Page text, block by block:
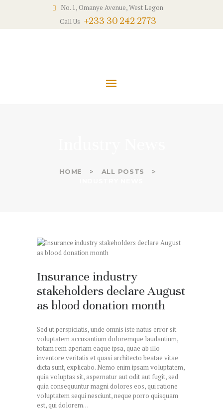
No. 1, Omanye Avenue, West Legon
Call Us +233 30 242 2773
HOME
ALL POSTS
ABOUT US
Insurance industry
stakeholders declare August
as blood donation month
Sed ut perspiciatis, unde omnis iste natus error sit
voluptatem accusantium doloremque laudantium,
totam rem aperiam eaque ipsa, quae ab illo
inventore veritatis et quasi architecto beatae vitae
dicta sunt, explicabo. Nemo enim ipsam voluptatem,
quia voluptas sit, aspernatur aut odit aut fugit, sed
quia consequuntur magni dolores eos, qui ratione
voluptatem sequi nesciunt, neque porro quisquam
est, qui dolorem…